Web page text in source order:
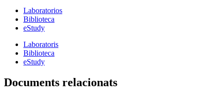
Laboratorios
Biblioteca
eStudy
Laboratoris
Biblioteca
eStudy
Documents relacionats